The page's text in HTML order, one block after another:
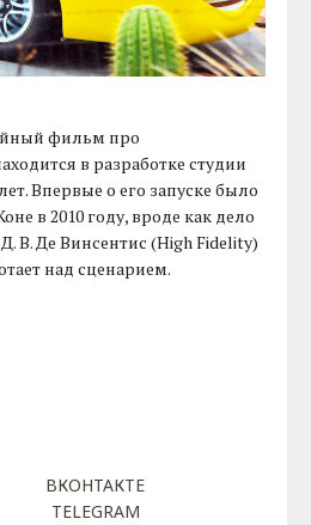
фильм про
в разработке студии
Впервые о его запуске было
в 2010 году, вроде как дело
В. Де Винсентис (High Fidelity)
над сценарием.
ВКОНТАКТЕ
TELEGRAM